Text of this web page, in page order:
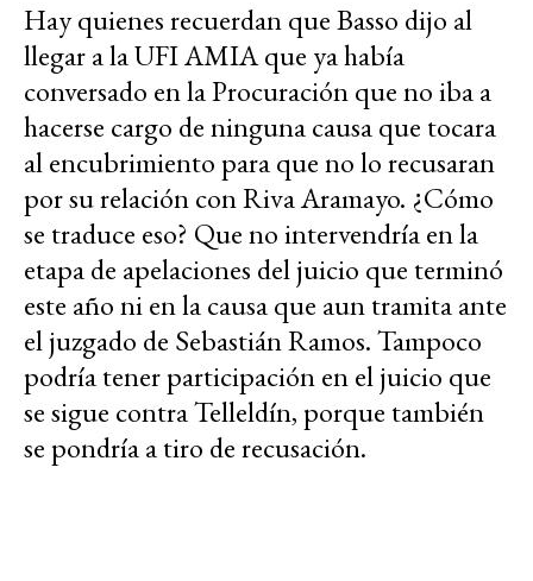
Hay quienes recuerdan que Basso dijo al
llegar a la UFI AMIA que ya había
conversado en la Procuración que no iba a
hacerse cargo de ninguna causa que tocara
al encubrimiento para que no lo recusaran
por su relación con Riva Aramayo. ¿Cómo
se traduce eso? Que no intervendría en la
etapa de apelaciones del juicio que terminó
este año ni en la causa que aun tramita ante
el juzgado de Sebastián Ramos. Tampoco
podría tener participación en el juicio que
se sigue contra Telleldín, porque también
se pondría a tiro de recusación.